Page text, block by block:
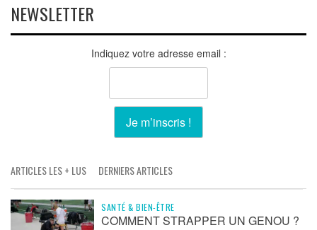
NEWSLETTER
Indiquez votre adresse email :
ARTICLES LES + LUS DERNIERS ARTICLES
SANTÉ & BIEN-ÊTRE
COMMENT STRAPPER UN GENOU ?